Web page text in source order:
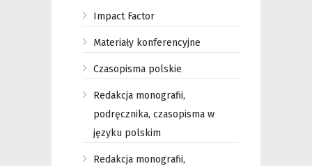
Impact Factor
Materiały konferencyjne
Czasopisma polskie
Redakcja monografii,
podręcznika, czasopisma w
języku polskim
Redakcja monografii,